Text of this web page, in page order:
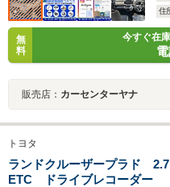
住
無
料
今すぐ在
販売店： カーセンターヤナ
トヨタ
ランドクルーザープラド
ETC ドライブレコーダー